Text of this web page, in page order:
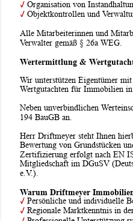
✓ Organisation von
✓ Objektkontrollen und
Alle Mitarbeiterinnen und
Verwalter gemäß § 26a WEG.
Wertermittlung &
Wir unterstützen Eigentümer
Wertgutachten für Immobilien in
Neben unverbindlichen
194 BauGB an.
Herr Driftmeyer steht Ihnen
Bewertung von Grundstücken
Zertifizierung erfolgt nach EN
Mitgliedschaft im DGuSV
e.V.).
Warum Driftmeyer
✓ Persönliche und individuelle
✓ Regionale Marktkenntnis in